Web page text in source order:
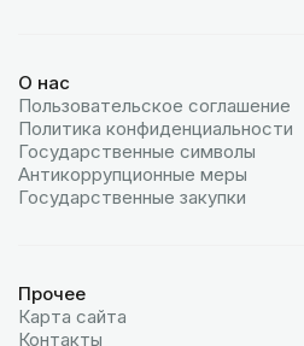
О нас
Пользовательское соглашение
Политика конфиденциальности
Государственные символы
Антикоррупционные меры
Государственные закупки
Прочее
Карта сайта
Контакты